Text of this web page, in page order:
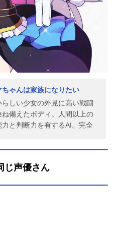
ミラク：日原あゆみクオン：
クリス：小玉ひかりノエ
柚佳リズ：塙有咲ニスカ：
李ジェシー：蘭笛エリー：吉
サラ：夏目妃菜ハル：矢野妃
ュア：南雲希美セア：月乃ヒ
荒井瑠里ゾーイ：古畑奈和ソ
ダ...
ちゃんは家族になりたい
らしい少女の外見に高い戦闘
ね備えたボディ。人間以上の
力と判断力を有するAI。完全
められる──はずだった!?自分
混乱。それでもアルマの高性
て、最高のロボットにする
みんなで家族として生活する
じ声優さん